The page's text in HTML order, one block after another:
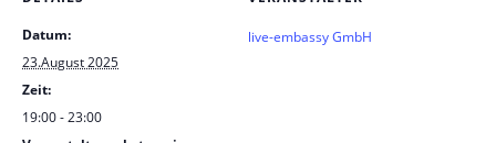
Datum:
23.August 2025
Zeit:
19:00 - 23:00
live-embassy GmbH